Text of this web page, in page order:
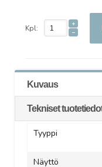
Kpl:
Kuvaus
Tekniset
Tyyppi
Näyttö